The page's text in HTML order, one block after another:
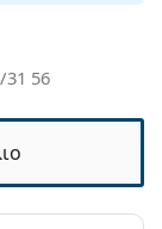
31 56